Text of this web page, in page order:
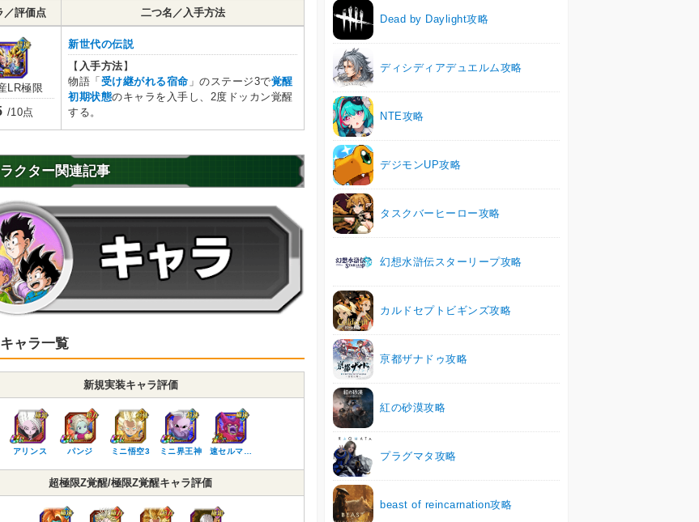
／評価点 二つ名／入手方法
LR極限
/10点
新世代の伝説
【 入手方法 】
物語「 受け継がれる宿命 」のステージ3で覚醒
初期状態のキャラを入手し、2度ドッカン覚醒
する。
クター関連記事
ャラ一覧
新規実装キャラ評価
アリンス パンジ ミニ悟空3 ミニ界王神 速セルマ…
超極限Z覚醒/極限Z覚醒キャラ評価
Dead by Daylight攻略
ディシディアデュエルム攻略
NTE攻略
デジモンUP攻略
タスクバーヒーロー攻略
幻想水滸伝スターリープ攻略
カルドセプトビギンズ攻略
亰都ザナドゥ攻略
紅の砂漠攻略
プラグマタ攻略
beast of reincarnation攻略